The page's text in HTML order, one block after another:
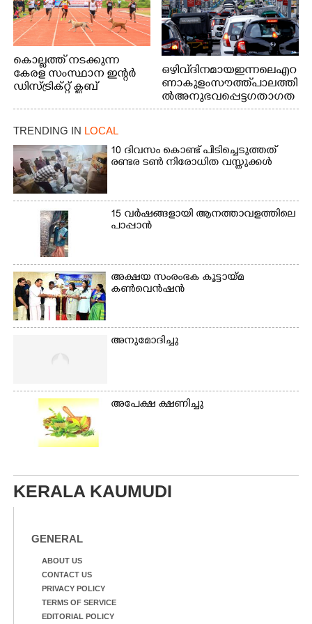
കൊല്ലത്ത് നടക്കുന്ന
കേരള സംസ്ഥാന ഇന്റർ
ഡിസ്ട്രിക്റ്റ് ക്ലബ്
ചാമ്പ്യൻഷിപ്പിൽ അണ്ടർ
20 ആൺകുട്ടികളുടെ 200
മത്സരത്തിനിടെ സിന്തറ്റിക്
ട്രാക്കിന് കുറുകെ ഓടുന്ന
നായകൾ.
ഒഴിവ് ദിനമായ ഇന്നലെ എറ
ണാകുളം സൗത്ത് പാലത്തി
ൽ അനുഭവപ്പെട്ട ഗതാഗത
ക്കുരുക്ക്
TRENDING IN LOCAL
10 ദിവസം കൊണ്ട് പിടിച്ചെടുത്തത്
രണ്ടര ടൺ നിരോധിത വസ്തുക്കൾ
15 വർഷങ്ങളായി ആനത്താവളത്തിലെ
പാപ്പാൻ
അക്ഷയ സംരംഭക കൂട്ടായ്മ
കൺവെൻഷൻ
അനുമോദിച്ചു
അപേക്ഷ ക്ഷണിച്ചു
KERALA KAUMUDI
GENERAL
ABOUT US
CONTACT US
PRIVACY POLICY
TERMS OF SERVICE
EDITORIAL POLICY